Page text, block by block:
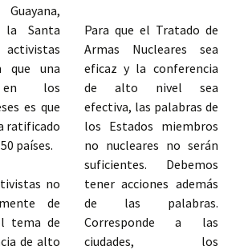
la Santa
que una
en los
es que
ratificado
países.
no
de
tema de
de alto
Para que el Tratado de
Armas Nucleares sea
eficaz y la conferencia
de alto nivel sea
efectiva, las palabras de
los Estados miembros
no nucleares no serán
suficientes. Debemos
tener acciones además
de las palabras.
Corresponde a las
ciudades, los